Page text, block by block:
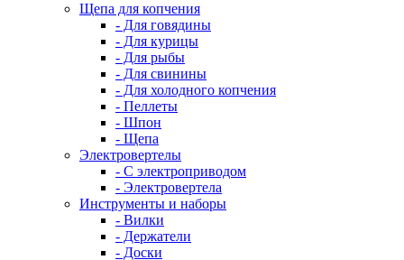
Щепа для копчения
- Для говядины
- Для курицы
- Для рыбы
- Для свинины
- Для холодного копчения
- Пеллеты
- Шпон
- Щепа
Электровертелы
- С электроприводом
- Электровертела
Инструменты и наборы
- Вилки
- Держатели
- Доски